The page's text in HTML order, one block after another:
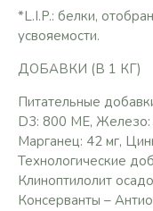
*L.I.P.: белки,
усвояемости.
ДОБАВКИ (В 1 КГ)
Питательные
D3: 800 ME,
Марганец: 42 мг,
Технологические
Клиноптилолит
Консерванты –